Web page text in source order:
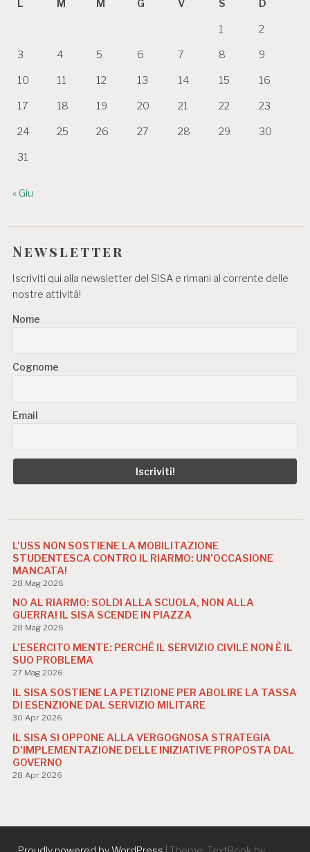
L M M G V S D
1 2
3 4 5 6 7 8 9
10 11 12 13 14 15 16
17 18 19 20 21 22 23
24 25 26 27 28 29 30
31
« Giu
Newsletter
Iscriviti qui alla newsletter del SISA e rimani al corrente delle
nostre attività!
Nome
Cognome
Email
L’USS NON SOSTIENE LA MOBILITAZIONE
STUDENTESCA CONTRO IL RIARMO: UN’OCCASIONE
MANCATA!
28 Mag 2026
NO AL RIARMO: SOLDI ALLA SCUOLA, NON ALLA
GUERRA! IL SISA SCENDE IN PIAZZA
28 Mag 2026
L’ESERCITO MENTE: PERCHÉ IL SERVIZIO CIVILE NON È IL
SUO PROBLEMA
27 Mag 2026
IL SISA SOSTIENE LA PETIZIONE PER ABOLIRE LA TASSA
DI ESENZIONE DAL SERVIZIO MILITARE
30 Apr 2026
IL SISA SI OPPONE ALLA VERGOGNOSA STRATEGIA
D’IMPLEMENTAZIONE DELLE INIZIATIVE PROPOSTA DAL
GOVERNO
28 Apr 2026